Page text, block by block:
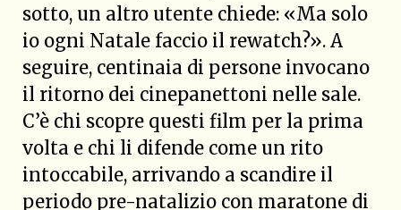
sotto, un altro utente chiede: «Ma solo
io ogni Natale faccio il rewatch?». A
seguire, centinaia di persone invocano
il ritorno dei cinepanettoni nelle sale.
C’è chi scopre questi film per la prima
volta e chi li difende come un rito
intoccabile, arrivando a scandire il
periodo pre-natalizio con maratone di